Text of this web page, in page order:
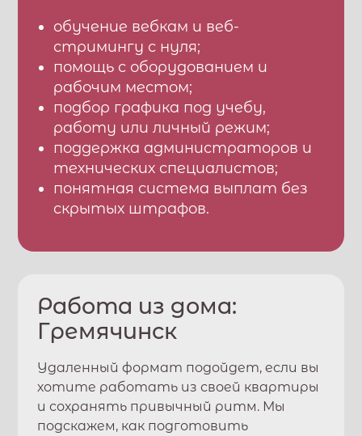
обучение вебкам и веб-
стримингу с нуля;
помощь с оборудованием и
рабочим местом;
подбор графика под учебу,
работу или личный режим;
поддержка администраторов и
технических специалистов;
понятная система выплат без
скрытых штрафов.
Работа из дома:
Гремячинск
Удаленный формат подойдет, если вы
хотите работать из своей квартиры
и сохранять привычный ритм. Мы
подскажем, как подготовить